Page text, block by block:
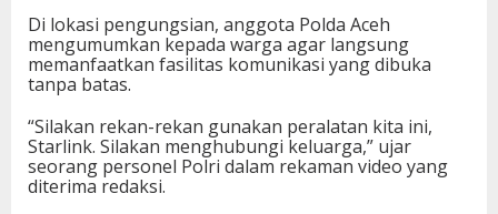
Di lokasi pengungsian, anggota Polda Aceh
mengumumkan kepada warga agar langsung
memanfaatkan fasilitas komunikasi yang dibuka
tanpa batas.
“Silakan rekan-rekan gunakan peralatan kita ini,
Starlink. Silakan menghubungi keluarga,” ujar
seorang personel Polri dalam rekaman video yang
diterima redaksi.